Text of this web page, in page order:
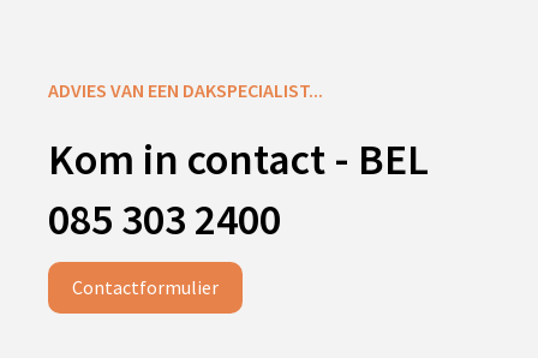
ADVIES VAN EEN DAKSPECIALIST...
Kom in contact - BEL
085 303 2400
Contactformulier